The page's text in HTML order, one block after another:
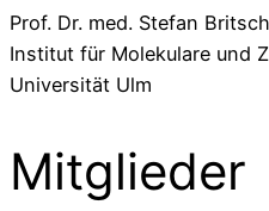
Prof. Dr. med. Stefan Britsch
Institut für Molekulare und
Universität Ulm
Mitglieder